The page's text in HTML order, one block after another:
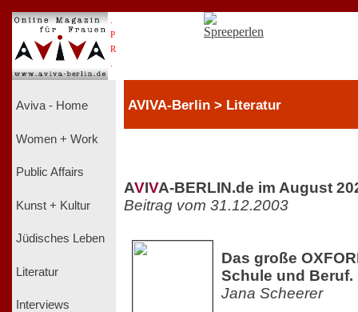
P
R
Aviva - Home
Women + Work
Public Affairs
Kunst + Kultur
Jüdisches Leben
Literatur
Interviews
AVIVA-Berlin > Literatur
AVIVA-BERLIN.de im August
Beitrag vom 31.12.2003
Das große
Schule und Beruf.
Jana Scheerer